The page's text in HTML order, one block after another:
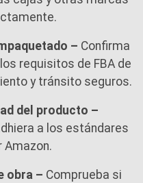
– Confirma
requisitos de FBA de
y tránsito seguros.
del producto –
a los estándares
obra – Comprueba si